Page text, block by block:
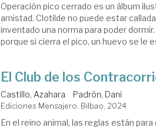
Operación pico cerrado es un álbum
amistad. Clotilde no puede estar
inventado una norma para poder
porque si cierra el pico, un huevo se le
El Club de los
Castillo, Azahara Padrón, Dani
Ediciones Mensajero. Bilbao, 2024
En el reino animal, las reglas están